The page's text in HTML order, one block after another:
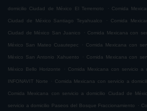
domicilio Ciudad de México El Terremoto . Comida
Ciudad de México Santiago Teyahualco . Comida
Ciudad de México San Juanico . Comida Mexicana con
México San Mateo Cuautepec . Comida Mexicana con
México San Antonio Xahuento . Comida Mexicana con
México Bello Horizonte . Comida Mexicana con servicio a
INFONAVIT Norte . Comida Mexicana con servicio a
Comida Mexicana con servicio a domicilio Ciudad de
servicio a domicilio Paseos del Bosque Fraccionamiento .